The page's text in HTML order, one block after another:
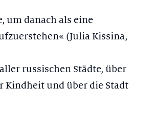
um danach als eine
(Julia Kissina,
russischen Städte, über
Kindheit und über die Stadt